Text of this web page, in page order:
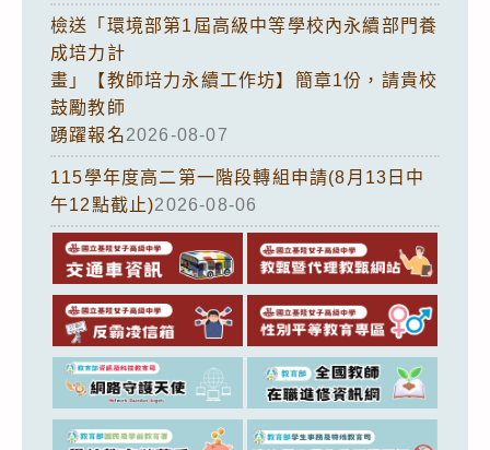
檢送「環境部第1屆高級中等學校內永續部門養
成培力計
畫」【教師培力永續工作坊】簡章1份，請貴校
鼓勵教師
踴躍報名2026-08-07
115學年度高二第一階段轉組申請(8月13日中
午12點截止)2026-08-06